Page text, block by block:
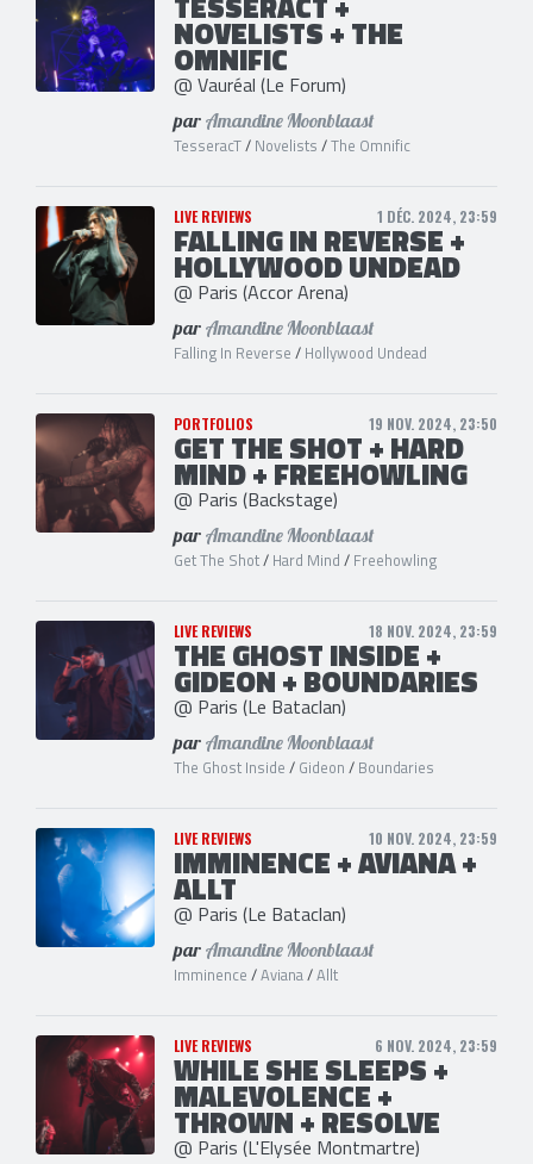
NOVELISTS + THE
OMNIFIC
@ Vauréal (Le Forum)
par Amandine Moonblaast
TesseracT/ Novelists /The Omnific
LIVE REVIEWS 1 DÉC. 2024, 23:59
FALLING IN REVERSE +
HOLLYWOOD UNDEAD
@ Paris (Accor Arena)
par Amandine Moonblaast
Falling In Reverse / Hollywood Undead
PORTFOLIOS 19 NOV. 2024, 23:50
GET THE SHOT + HARD
MIND + FREEHOWLING
@ Paris (Backstage)
par Amandine Moonblaast
Get The Shot/ Hard Mind / Freehowling
LIVE REVIEWS 18 NOV. 2024, 23:59
THE GHOST INSIDE +
GIDEON + BOUNDARIES
@ Paris (Le Bataclan)
par Amandine Moonblaast
The Ghost Inside / Gideon / Boundaries
LIVE REVIEWS 10 NOV. 2024, 23:59
IMMINENCE + AVIANA +
ALLT
@ Paris (Le Bataclan)
par Amandine Moonblaast
Imminence /Aviana/Allt
LIVE REVIEWS 6 NOV. 2024, 23:59
WHILE SHE SLEEPS +
MALEVOLENCE +
THROWN + RESOLVE
@ Paris (L'Elysée Montmartre)